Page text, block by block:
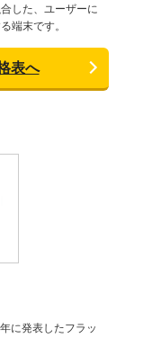
した、ユーザーに
端末です。
表へ
に発表したフラッ